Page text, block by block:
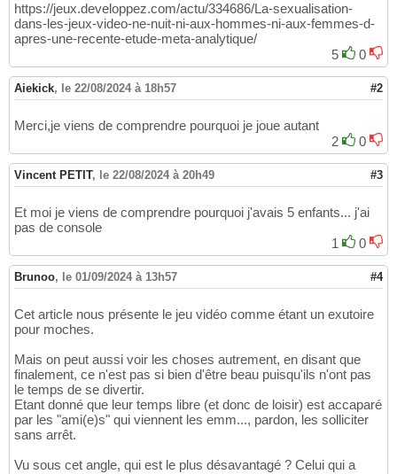
https://jeux.developpez.com/actu/334686/La-sexualisation-
dans-les-jeux-video-ne-nuit-ni-aux-hommes-ni-aux-femmes-d-
apres-une-recente-etude-meta-analytique/
5
0
Aiekick, le 22/08/2024 à 18h57 #2
Merci,je viens de comprendre pourquoi je joue autant
2
0
Vincent PETIT, le 22/08/2024 à 20h49 #3
Et moi je viens de comprendre pourquoi j'avais 5 enfants... j'ai
pas de console
1
0
Brunoo, le 01/09/2024 à 13h57 #4
Cet article nous présente le jeu vidéo comme étant un exutoire
pour moches.
Mais on peut aussi voir les choses autrement, en disant que
finalement, ce n'est pas si bien d'être beau puisqu'ils n'ont pas
le temps de se divertir.
Etant donné que leur temps libre (et donc de loisir) est accaparé
par les "ami(e)s" qui viennent les emm..., pardon, les solliciter
sans arrêt.
Vu sous cet angle, qui est le plus désavantagé ? Celui qui a